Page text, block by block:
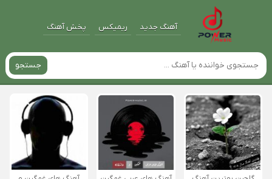
آهنگ جدید ریمیکس پخش آهنگ
جستجو